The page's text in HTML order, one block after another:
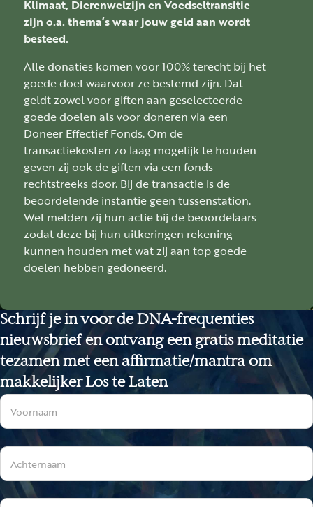
Klimaat, Dierenwelzijn en Voedseltransitie
zijn o.a. thema’s waar jouw geld aan wordt
besteed.
Alle donaties komen voor 100% terecht bij het
goede doel waarvoor ze bestemd zijn. Dat
geldt zowel voor giften aan geselecteerde
goede doelen als voor doneren via een
Doneer Effectief Fonds. Om de
transactiekosten zo laag mogelijk te houden
geven zij ook de giften via een fonds
rechtstreeks door. Bij de transactie is de
beoordelende instantie geen tussenstation.
Wel melden zij hun actie bij de beoordelaars
zodat deze bij hun uitkeringen rekening
kunnen houden met wat zij aan top goede
doelen hebben gedoneerd.
Schrijf je in voor de DNA-frequenties
nieuwsbrief en ontvang een gratis meditatie
tezamen met een affirmatie/mantra om
makkelijker Los te Laten
Sectie